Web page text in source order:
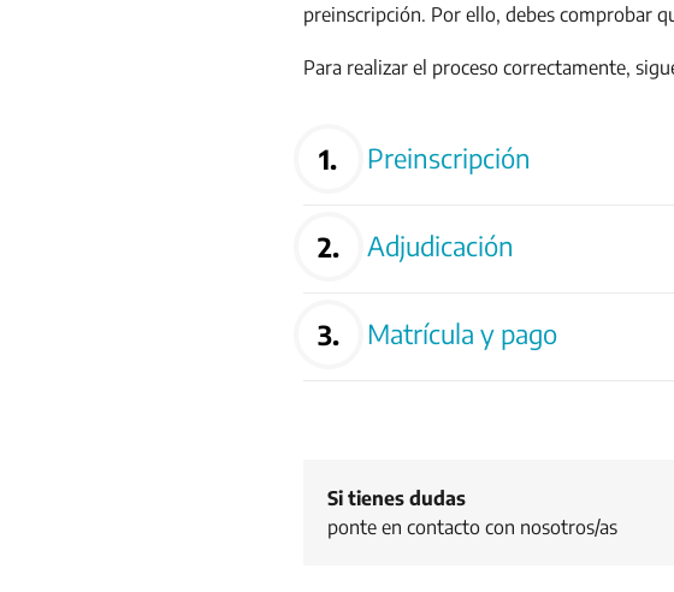
preinscripción. Por ello, debes comprobar
Para realizar el proceso correctamente,
Preinscripción
Adjudicación
Matrícula y pago
Si tienes dudas
ponte en contacto con nosotros/as